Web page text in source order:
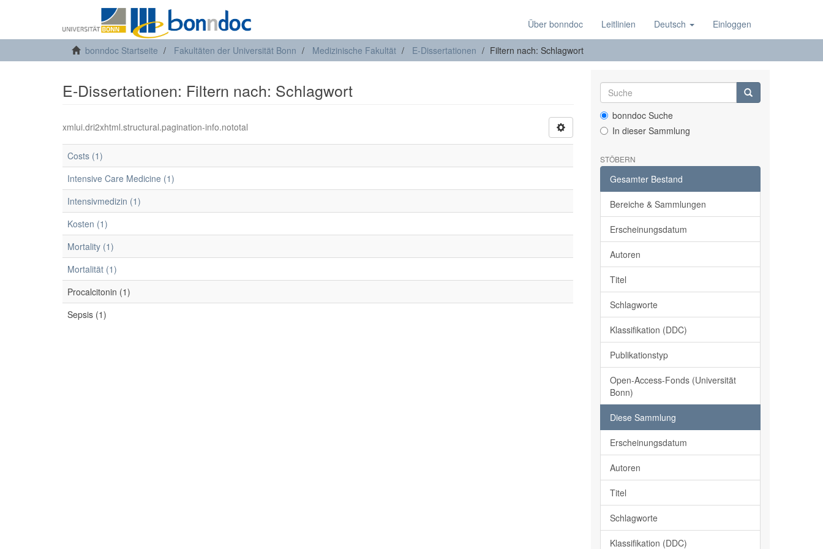
Über bonndoc Leitlinien Deutsch Einloggen
bonndoc Startseite Fakultäten der Universität Bonn Medizinische Fakultät E-Dissertationen Filtern nach: Schlagwort
E-Dissertationen: Filtern nach: Schlagwort
xmlui.dri2xhtml.structural.pagination-info.nototal
Costs (1)
Intensive Care Medicine (1)
Intensivmedizin (1)
Kosten (1)
Mortality (1)
Mortalität (1)
Procalcitonin (1)
Sepsis (1)
bonndoc Suche
In dieser Sammlung
STÖBERN
Gesamter Bestand
Bereiche & Sammlungen
Erscheinungsdatum
Autoren
Titel
Schlagworte
Klassifikation (DDC)
Publikationstyp
Open-Access-Fonds (Universität
Bonn)
Diese Sammlung
Erscheinungsdatum
Autoren
Titel
Schlagworte
Klassifikation (DDC)